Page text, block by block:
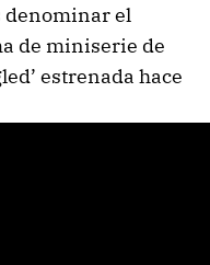
denominar el
de miniserie de
estrenada hace